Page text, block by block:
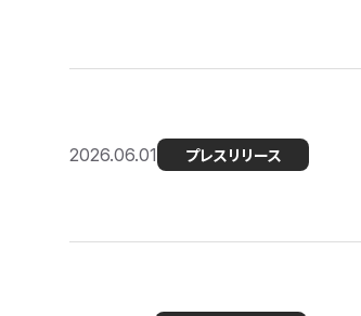
2026.06.01 プレスリリース